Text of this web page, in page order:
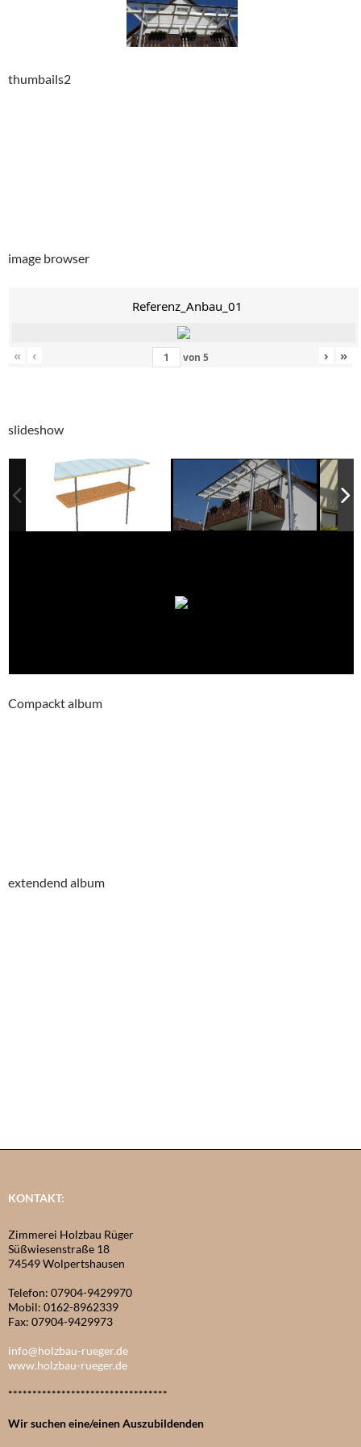
thumbails2
image browser
Referenz_Anbau_01
« ‹ von 5 › »
slideshow
Compackt album
extendend album
KONTAKT:
Zimmerei Holzbau Rüger
Süßwiesenstraße 18
74549 Wolpertshausen
Telefon: 07904-9429970
Mobil: 0162-8962339
Fax: 07904-9429973
info@holzbau-rueger.de
www.holzbau-rueger.de
*********************************
Wir suchen eine/einen Auszubildenden